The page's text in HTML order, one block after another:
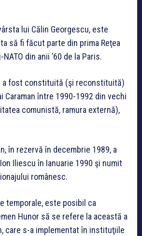
lui Călin Georgescu, este
să fi făcut parte din prima Reţea
din anii ’60 de la Paris.
a fost constituită (şi reconstituită)
Caraman între 1990-1992 din vechi
comunistă, ramura externă),
în rezervă în decembrie 1989, a
Iliescu în Ianuarie 1990 şi numit
românesc.
temporale, este posibil ca
Hunor să se refere la această a
care s-a implementat în instituţiile